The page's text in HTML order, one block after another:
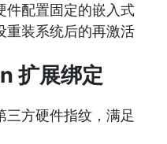
件配置固定的嵌入式
重装系统后的再激活
扩展绑定
三方硬件指纹，满足